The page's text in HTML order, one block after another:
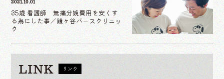
2021.10.01
35歳 看護師 無痛分娩費用を安くす
る為にした事／鎌ヶ谷バースクリニッ
ク
LINK リンク